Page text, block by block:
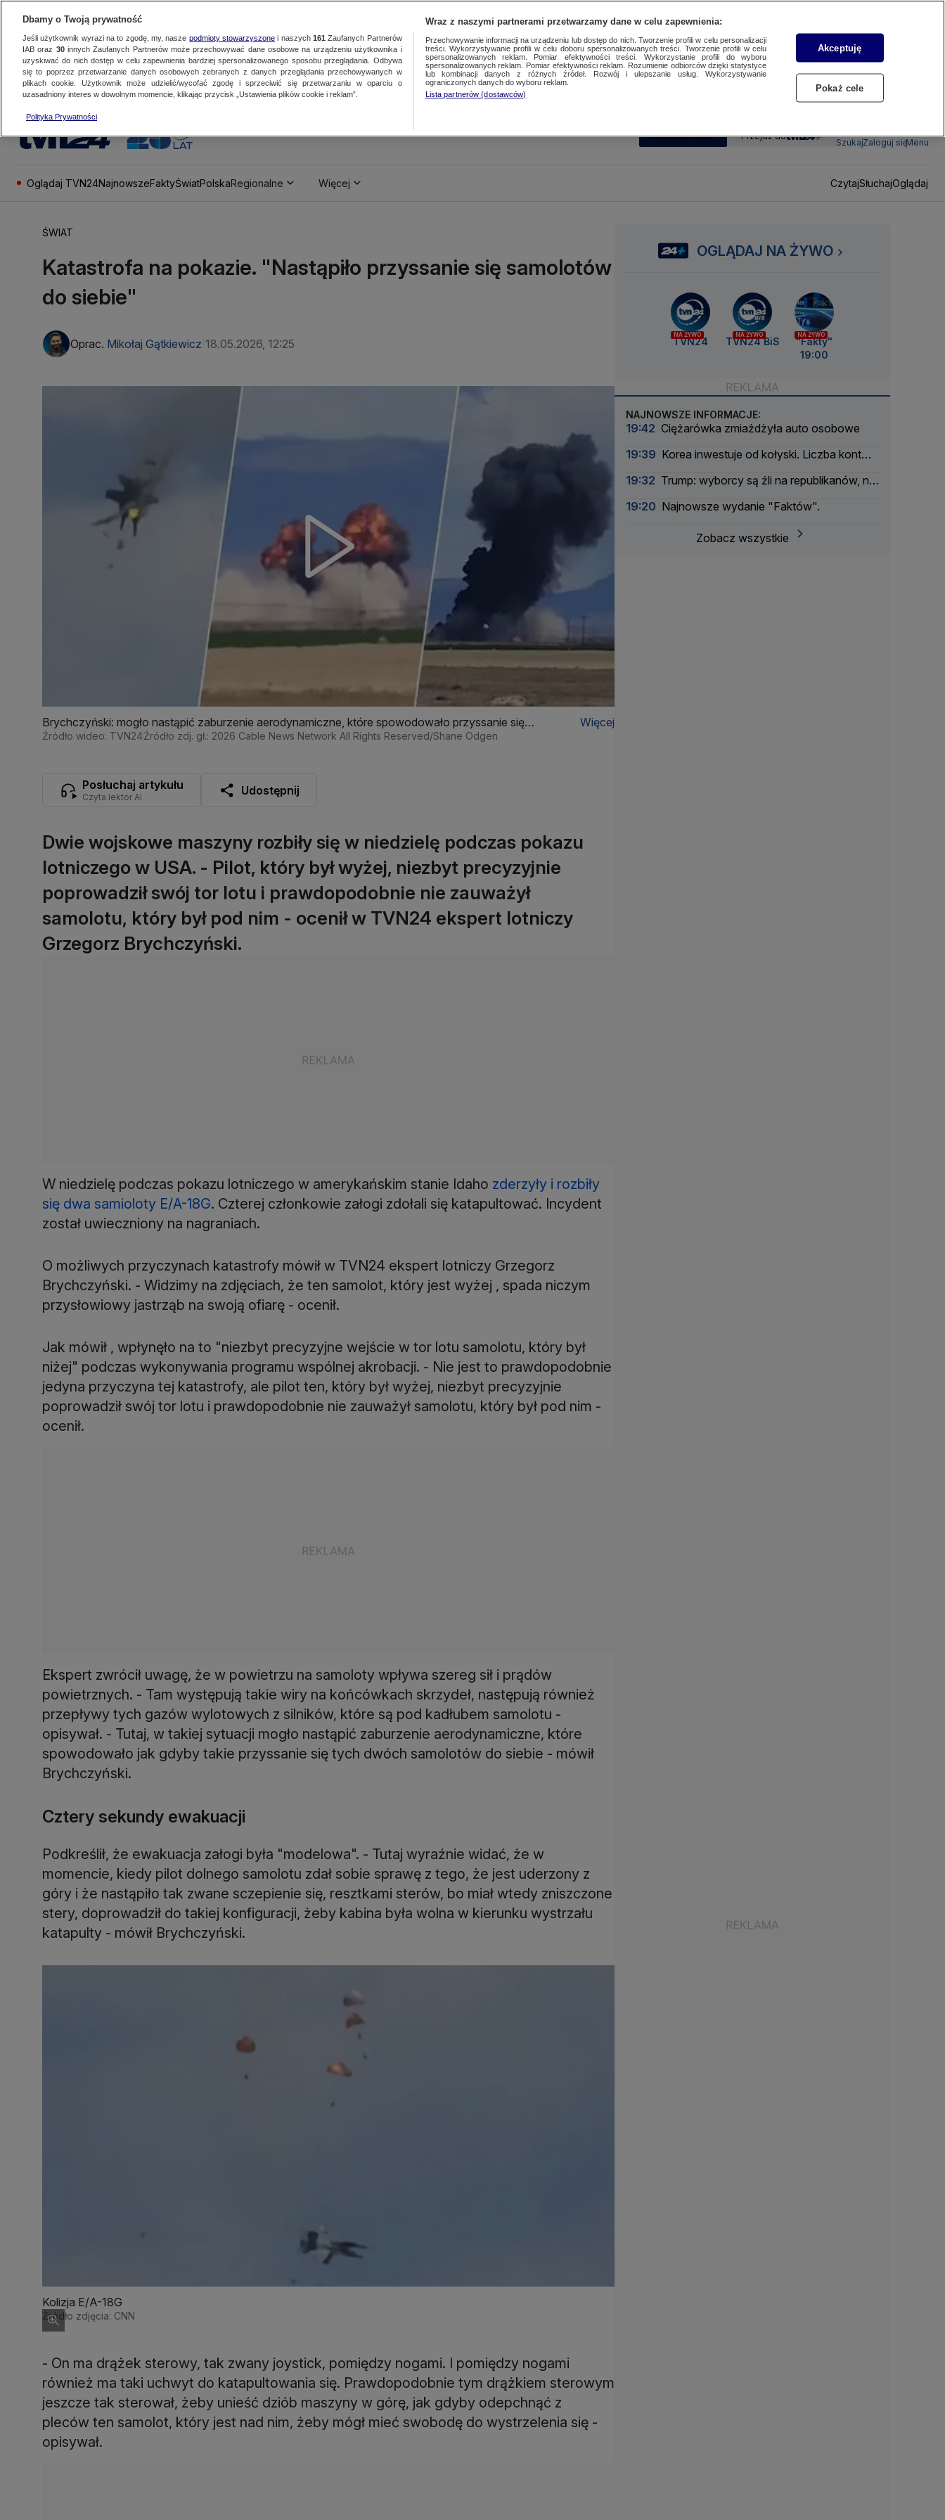
SUBSKRYBUJ Przejdź do
SzukajZaloguj sięMenu
Oglądaj TVN24NajnowszeFaktyŚwiatPolskaRegionalne Więcej CzytajSłuchajOglądaj
ŚWIAT
Katastrofa na pokazie. "Nastąpiło przyssanie się samolotów
do siebie"
Oprac. Mikołaj Gątkiewicz 18.05.2026, 12:25
Brychczyński: mogło nastąpić zaburzenie aerodynamiczne, które spowodowało przyssanie się
samolotów do siebie
Więcej
Źródło wideo: TVN24Źródło zdj. gł.: 2026 Cable News Network All Rights Reserved/Shane Odgen
Posłuchaj artykułu
Czyta lektor AI Udostępnij
Dwie wojskowe maszyny rozbiły się w niedzielę podczas pokazu
lotniczego w USA. - Pilot, który był wyżej, niezbyt precyzyjnie
poprowadził swój tor lotu i prawdopodobnie nie zauważył
samolotu, który był pod nim - ocenił w TVN24 ekspert lotniczy
Grzegorz Brychczyński.
W niedzielę podczas pokazu lotniczego w amerykańskim stanie Idaho zderzyły i rozbiły
się dwa samioloty E/A-18G. Czterej członkowie załogi zdołali się katapultować. Incydent
został uwieczniony na nagraniach.
O możliwych przyczynach katastrofy mówił w TVN24 ekspert lotniczy Grzegorz
Brychczyński. - Widzimy na zdjęciach, że ten samolot, który jest wyżej , spada niczym
przysłowiowy jastrząb na swoją ofiarę - ocenił.
Jak mówił , wpłynęło na to "niezbyt precyzyjne wejście w tor lotu samolotu, który był
niżej" podczas wykonywania programu wspólnej akrobacji. - Nie jest to prawdopodobnie
jedyna przyczyna tej katastrofy, ale pilot ten, który był wyżej, niezbyt precyzyjnie
poprowadził swój tor lotu i prawdopodobnie nie zauważył samolotu, który był pod nim -
ocenił.
Ekspert zwrócił uwagę, że w powietrzu na samoloty wpływa szereg sił i prądów
powietrznych. - Tam występują takie wiry na końcówkach skrzydeł, następują również
przepływy tych gazów wylotowych z silników, które są pod kadłubem samolotu -
opisywał. - Tutaj, w takiej sytuacji mogło nastąpić zaburzenie aerodynamiczne, które
spowodowało jak gdyby takie przyssanie się tych dwóch samolotów do siebie - mówił
Brychczyński.
Cztery sekundy ewakuacji
Podkreślił, że ewakuacja załogi była "modelowa". - Tutaj wyraźnie widać, że w
momencie, kiedy pilot dolnego samolotu zdał sobie sprawę z tego, że jest uderzony z
góry i że nastąpiło tak zwane sczepienie się, resztkami sterów, bo miał wtedy zniszczone
stery, doprowadził do takiej konfiguracji, żeby kabina była wolna w kierunku wystrzału
katapulty - mówił Brychczyński.
Kolizja E/A-18G
Źródło zdjęcia: CNN
- On ma drążek sterowy, tak zwany joystick, pomiędzy nogami. I pomiędzy nogami
również ma taki uchwyt do katapultowania się. Prawdopodobnie tym drążkiem sterowym
jeszcze tak sterował, żeby unieść dziób maszyny w górę, jak gdyby odepchnąć z
pleców ten samolot, który jest nad nim, żeby mógł mieć swobodę do wystrzelenia się -
opisywał.
OGLĄDAJ NA ŻYWO
NA ŻYWO
TVN24
NA ŻYWO
TVN24 BiS
NA ŻYWO
"Fakty"
19:00
NAJNOWSZE INFORMACJE:
19:42 Ciężarówka zmiażdżyła auto osobowe
19:39 Korea inwestuje od kołyski. Liczba kont
19:32 Trump: wyborcy są źli na republikanów, nie
19:20 Najnowsze wydanie "Faktów".
Zobacz wszystkie
Dbamy o Twoją prywatność
Jeśli użytkownik wyrazi na to zgodę, my, nasze podmioty stowarzyszonei naszych 161 Zaufanych Partnerów
IAB oraz 30innych Zaufanych Partnerów może przechowywać dane osobowe na urządzeniu użytkownika i
uzyskiwać do nich dostęp w celu zapewnienia bardziej spersonalizowanego sposobu przeglądania. Odbywa
się to poprzez przetwarzanie danych osobowych zebranych z danych przeglądania przechowywanych w
plikach cookie. Użytkownik może udzielić/wycofać zgodę i sprzeciwić się przetwarzaniu w oparciu o
uzasadniony interes w dowolnym momencie, klikając przycisk „Ustawienia plików cookie i reklam”.
Polityka Prywatności
Wraz z naszymi partnerami przetwarzamy dane w celu zapewnienia:
Przechowywanie informacji na urządzeniu lub dostęp do nich. Tworzenie profili w celu personalizacji
treści. Wykorzystywanie profili w celu doboru spersonalizowanych treści. Tworzenie profili w celu
spersonalizowanych reklam. Pomiar efektywności treści. Wykorzystanie profili do wyboru
spersonalizowanych reklam. Pomiar efektywności reklam. Rozumienie odbiorców dzięki statystyce
lub kombinacji danych z różnych źródeł. Rozwój i ulepszanie usług. Wykorzystywanie
ograniczonych danych do wyboru reklam.
Lista partnerów (dostawców)
Akceptuję
Pokaż cele